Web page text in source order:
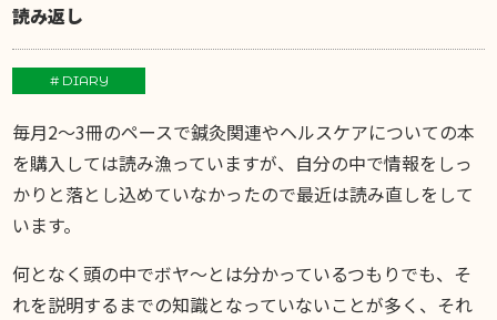
スギブログ
DIARY
読み返し
# DIARY
毎月2〜3冊のペースで鍼灸関連やヘルスケアについての本
を購入しては読み漁っていますが、自分の中で情報をしっ
かりと落とし込めていなかったので最近は読み直しをして
います。
何となく頭の中でボヤ〜とは分かっているつもりでも、そ
れを説明するまでの知識となっていないことが多く、それ